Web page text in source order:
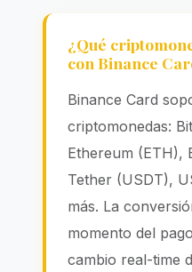
¿Qué
con Binance
Binance Card
criptomonedas:
Ethereum (ETH),
Tether (USDT),
más. La
momento del
cambio real-time